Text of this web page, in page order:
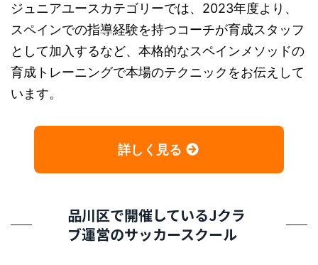
ジュニアユースカテゴリーでは、2023年度より、
スペインでの指導経験を持つコーチが育成スタッフ
として加入するなど、本格的なスペインメソッドの
育成トレーニングで本場のテクニックをお伝えして
います。
詳しく見る
品川区で開催しているJクラ
ブ運営のサッカースクール